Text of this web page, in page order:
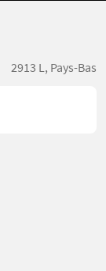
2913 L, Pays-Bas